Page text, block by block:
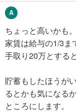
ちょっと高いかも。
家賃は給与の1/3ま
手取り20万とする
貯蓄もしたほうが
るとかも気になる
ところにします。